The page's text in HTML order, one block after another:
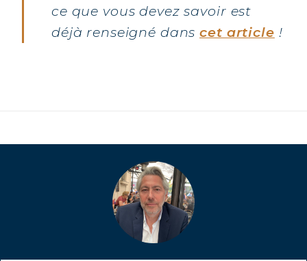
ENDURANCE & RÉCUPÉRATION
COLLAGÈNE DÉTOX : AFFINEZ ET
COLLAGÈNE : BOOSTEZ VOTRE
IMMUNITÉ NATURELLEMENT
ce que vous devez savoir est
déjà renseigné danscet article !